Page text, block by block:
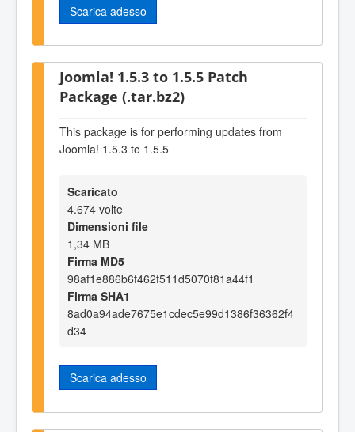
Scarica adesso
Joomla! 1.5.3 to 1.5.5 Patch
Package (.tar.bz2)
This package is for performing updates from
Joomla! 1.5.3 to 1.5.5
Scaricato
4.674 volte
Dimensioni file
1,34 MB
Firma MD5
98af1e886b6f462f511d5070f81a44f1
Firma SHA1
8ad0a94ade7675e1cdec5e99d1386f36362f4
d34
Scarica adesso